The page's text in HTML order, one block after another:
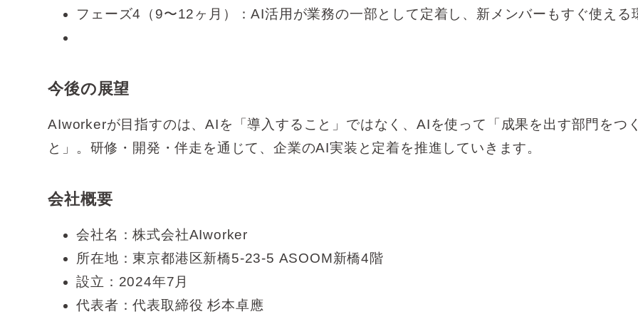
フェーズ4（9〜12ヶ月）：AI活用が業務の一部として定着し、新メンバーもすぐ使える
今後の展望
AIworkerが目指すのは、AIを「導入すること」ではなく、AIを使って「成果を出す部門をつ
と」。研修・開発・伴走を通じて、企業のAI実装と定着を推進していきます。
会社概要
会社名：株式会社AIworker
所在地：東京都港区新橋5-23-5 ASOOM新橋4階
設立：2024年7月
代表者：代表取締役 杉本卓應